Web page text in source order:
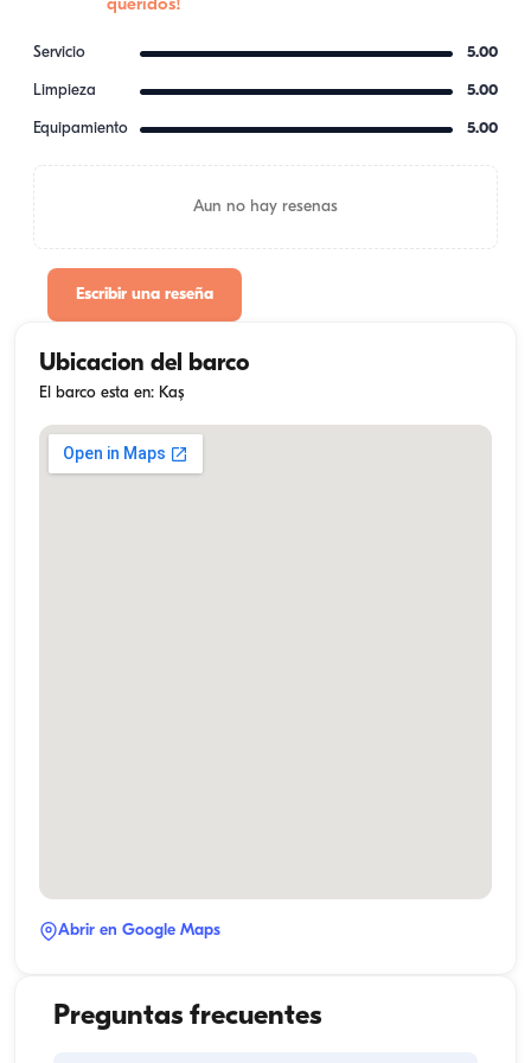
queridos!
Servicio 5.00
Limpieza 5.00
Equipamiento 5.00
Aun no hay resenas
Escribir una reseña
Ubicacion del barco
El barco esta en: Kaş
Abrir en Google Maps
Preguntas frecuentes